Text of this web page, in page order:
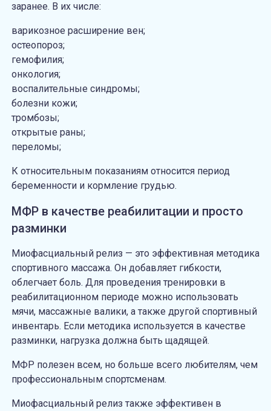
заранее. В их числе:
варикозное расширение вен;
остеопороз;
гемофилия;
онкология;
воспалительные синдромы;
болезни кожи;
тромбозы;
открытые раны;
переломы;
К относительным показаниям относится период
беременности и кормление грудью.
МФР в качестве реабилитации и просто
разминки
Миофасциальный релиз — это эффективная методика
спортивного массажа. Он добавляет гибкости,
облегчает боль. Для проведения тренировки в
реабилитационном периоде можно использовать
мячи, массажные валики, а также другой спортивный
инвентарь. Если методика используется в качестве
разминки, нагрузка должна быть щадящей.
МФР полезен всем, но больше всего любителям, чем
профессиональным спортсменам.
Миофасциальный релиз также эффективен в